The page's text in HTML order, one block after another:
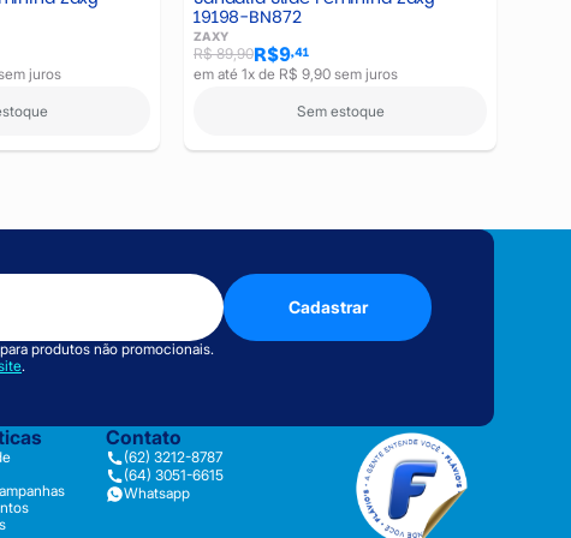
juros
19198-BN872
ZAXY
R$ 89,90R$9,41
em até 1x de R$ 9,90 sem juros
Sem estoque
Cadastrar
produtos não promocionais.
.
Contato
(62) 3212-8787
(64) 3051-6615
Whatsapp